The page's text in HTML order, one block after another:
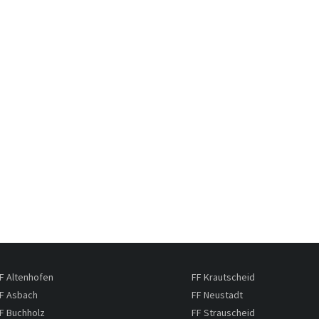
Altenhofen
Asbach
Buchholz
FF Krautscheid
FF Neustadt
FF Strauscheid